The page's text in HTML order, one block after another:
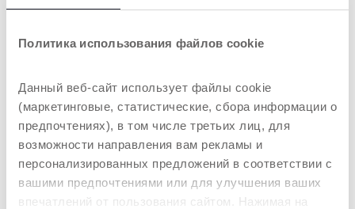
Политика использования файлов cookie
Данный веб-сайт использует файлы cookie
(маркетинговые, статистические, сбора информации о
предпочтениях), в том числе третьих лиц, для
возможности направления вам рекламы и
персонализированных предложений в соответствии с
вашими предпочтениями или для улучшения ваших
впечатлений от пользования сайтом. Нажимая на
Поильник Pop Up Cup 2г+
Детская кружка
силиконовая 6М+